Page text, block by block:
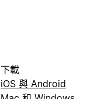
下載
iOS 與 Android